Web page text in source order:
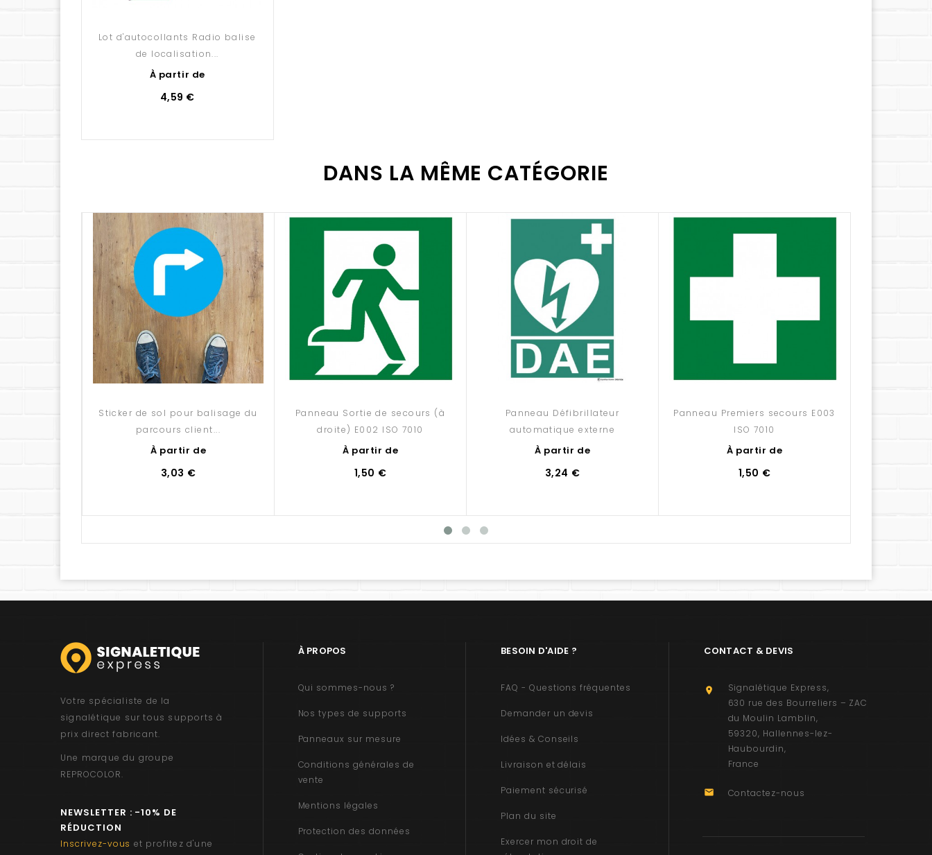
Lot d'autocollants Radio balise
de localisation...
À partir de
4,59 €
DANS LA MÊME CATÉGORIE
Sticker de sol pour balisage du
parcours client...
À partir de
3,03 €
Panneau Sortie de secours (à
droite) E002 ISO 7010
À partir de
1,50 €
Panneau Défibrillateur
automatique externe
À partir de
3,24 €
Panneau Premiers secours E003
ISO 7010
À partir de
1,50 €
Votre spécialiste de la
signalétique sur tous supports à
prix direct fabricant.
Une marque du groupe
REPROCOLOR.
NEWSLETTER : -10% DE
RÉDUCTION
Inscrivez-vous et profitez d'une
À PROPOS
Qui sommes-nous ?
Nos types de supports
Panneaux sur mesure
Conditions générales de
vente
Mentions légales
Protection des données
BESOIN D'AIDE ?
FAQ - Questions fréquentes
Demander un devis
Idées & Conseils
Livraison et délais
Paiement sécurisé
Plan du site
Exercer mon droit de
CONTACT & DEVIS

Signalétique Express
630 rue des Bourreliers – ZAC
du Moulin Lamblin
59320 Hallennes-lez-
Haubourdin
France
 Contactez-nous